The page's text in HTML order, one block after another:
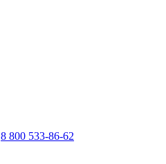
8 800 533-86-62